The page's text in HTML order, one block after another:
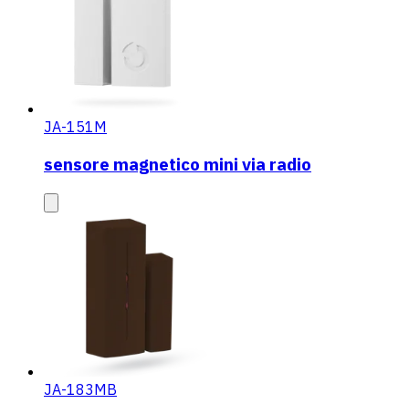
JA-151M
sensore magnetico mini via radio
JA-183MB